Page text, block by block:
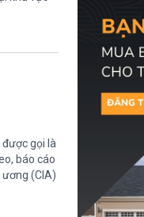
gọi là
báo cáo
(CIA)